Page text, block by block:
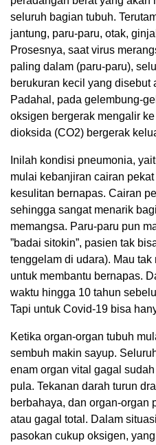
seluruh bagian tubuh.
jantung, paru-paru, otak,
Prosesnya, saat virus
paling dalam (paru-paru),
berukuran kecil yang disebut
Padahal, pada gelembung-
oksigen bergerak mengalir
dioksida (CO2) bergerak
Inilah kondisi pneumonia,
mulai kebanjiran cairan
kesulitan bernapas. Cairan
sehingga sangat menarik
memangsa. Paru-paru pun
”badai sitokin”, pasien tak
tenggelam di udara). Mau
untuk membantu bernapas.
waktu hingga 10 tahun
Tapi untuk Covid-19 bisa
Ketika organ-organ tubuh
sembuh makin sayup.
enam organ vital gagal
pula. Tekanan darah turun
berbahaya, dan organ-organ
atau gagal total. Dalam
pasokan cukup oksigen,